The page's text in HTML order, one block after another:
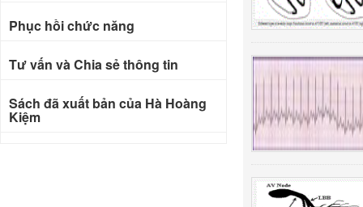
Phục hồi chức năng
Tư vấn và Chia sẻ thông tin
Sách đã xuất bản của Hà Hoàng
Kiệm